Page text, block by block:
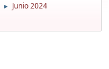
► Junio 2024